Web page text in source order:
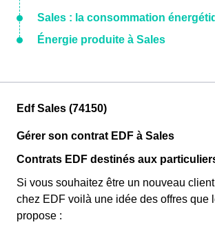
Sales : la consommation
Énergie produite à Sales
Edf Sales (74150)
Gérer son contrat EDF à Sales
Contrats EDF destinés aux
Si vous souhaitez être un nouveau
chez EDF voilà une idée des offres que
propose :